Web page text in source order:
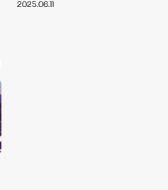
2025.06.11